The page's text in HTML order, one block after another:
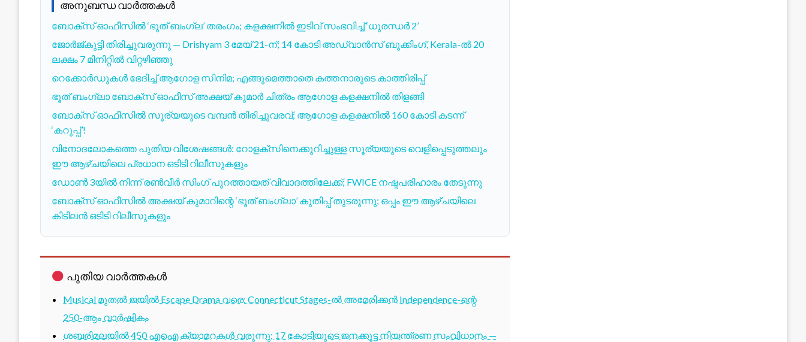
അനുബന്ധ വാർത്തകൾ
ബോക്സ് ഓഫീസിൽ ‘ഭൂത് ബംഗ്ല’ തരംഗം; കളക്ഷനിൽ ഇടിവ് സംഭവിച്ച് ‘ധുരന്ധർ 2’
ജോർജ്കുട്ടി തിരിച്ചുവരുന്നു — Drishyam 3 മേയ് 21-ന്; 14 കോടി അഡ്വാൻസ് ബുക്കിംഗ്, Kerala-ൽ 20
ലക്ഷം 7 മിനിറ്റിൽ വിറ്റഴിഞ്ഞു
റെക്കോർഡുകൾ ഭേദിച്ച് ആഗോള സിനിമ; എങ്ങുമെത്താതെ കത്തനാരുടെ കാത്തിരിപ്പ്
ഭൂത് ബംഗ്ലാ ബോക്സ് ഓഫീസ് അക്ഷയ് കുമാർ ചിത്രം ആഗോള കളക്ഷനിൽ തിളങ്ങി
ബോക്സ് ഓഫീസിൽ സൂര്യയുടെ വമ്പൻ തിരിച്ചുവരവ്; ആഗോള കളക്ഷനിൽ 160 കോടി കടന്ന്
‘കറുപ്പ്’!
വിനോദലോകത്തെ പുതിയ വിശേഷങ്ങൾ: റോളക്സിനെക്കുറിച്ചുള്ള സൂര്യയുടെ വെളിപ്പെടുത്തലും
ഈ ആഴ്‌ചയിലെ പ്രധാന ഒടിടി റിലീസുകളും
ഡോൺ 3യിൽ നിന്ന് രൺവീർ സിംഗ് പുറത്തായത് വിവാദത്തിലേക്ക്; FWICE നഷ്ടപരിഹാരം തേടുന്നു
ബോക്‌സ് ഓഫീസിൽ അക്ഷയ് കുമാറിന്റെ ‘ഭൂത് ബംഗ്ലാ’ കുതിപ്പ് തുടരുന്നു; ഒപ്പം ഈ ആഴ്ചയിലെ
കിടിലൻ ഒടിടി റിലീസുകളും
പുതിയ വാർത്തകൾ
Musical മുതൽ ജയിൽ Escape Drama വരെ: Connecticut Stages-ൽ അമേരിക്കൻ Independence-ന്റെ
250-ആം വാർഷികം
ശബരിമലയിൽ 450 എഐ ക്യാമറകൾ വരുന്നു; 17 കോടിയുടെ ജനക്കൂട്ട നിയന്ത്രണ സംവിധാനം —